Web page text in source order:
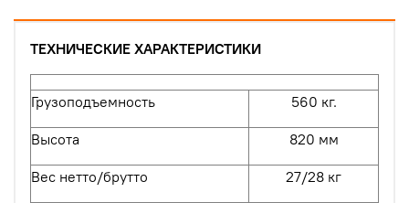
ТЕХНИЧЕСКИЕ ХАРАКТЕРИСТИКИ
Грузоподъемность 560 кг.
Высота 820 мм
Вес нетто/брутто 27/28 кг